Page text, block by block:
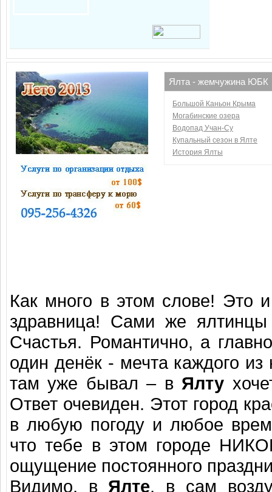
Ялта - жемчужина ЮБК
Большой Каньон Крыма
Могабинские озера
Водопад Учан-Су
Купальный сезон в Ялте
История Ялты
Как много в этом слове! Это и
здравница! Сами же ялтинцы
Счастья. Романтично, а
один денёк - мечта каждого из
там уже бывал – в Ялту
Ответ очевиден. Этот город
в любую погоду и любое
что тебе в этом городе
ощущение постоянного
Видимо, в Ялте, в сам